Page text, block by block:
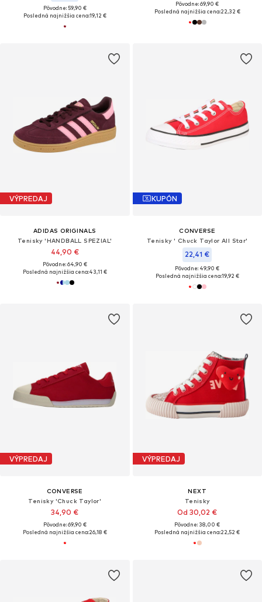
Pôvodne: 59,90 €
Posledná najnižšia cena:19,12 €
Pôvodne: 69,90 €
Posledná najnižšia cena:22,32 €
VÝPREDAJ
ADIDAS ORIGINALS
Tenisky 'HANDBALL SPEZIAL'
44,90 €
Pôvodne: 64,90 €
Posledná najnižšia cena:43,11 €
KUPÓN
CONVERSE
Tenisky ' Chuck Taylor All Star'
22,41 €
Pôvodne: 49,90 €
Posledná najnižšia cena:19,92 €
VÝPREDAJ
CONVERSE
Tenisky 'Chuck Taylor'
34,90 €
Pôvodne: 69,90 €
Posledná najnižšia cena:26,18 €
VÝPREDAJ
NEXT
Tenisky
Od 30,02 €
Pôvodne: 38,00 €
Posledná najnižšia cena:22,52 €